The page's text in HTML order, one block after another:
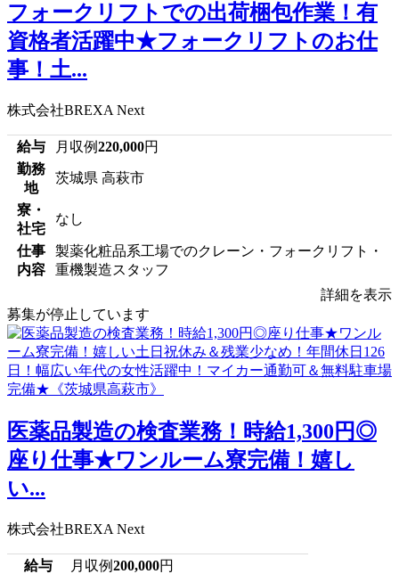
フォークリフトでの出荷梱包作業！有
資格者活躍中★フォークリフトのお仕
事！土...
株式会社BREXA Next
給与 月収例220,000円
勤務
地
茨城県 高萩市
寮・
社宅
なし
仕事
内容
製薬化粧品系工場でのクレーン・フォークリフト・
重機製造スタッフ
詳細を表示
募集が停止しています
医薬品製造の検査業務！時給1,300円◎
座り仕事★ワンルーム寮完備！嬉し
い...
株式会社BREXA Next
給与 月収例200,000円